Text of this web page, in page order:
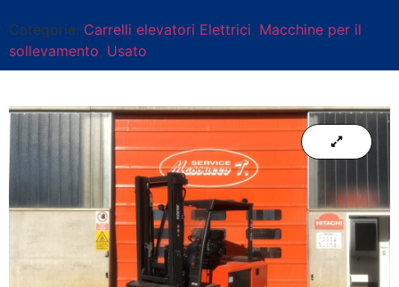
Categorie: Carrelli elevatori Elettrici, Macchine per il
sollevamento, Usato